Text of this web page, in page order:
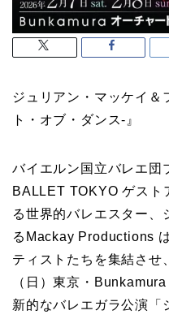
ジュリアン・マッケイ＆
ト・オブ・ダンス-』
バイエルン国立バレエ団
BALLET TOKYO ゲスト
る世界的バレエスター、
るMackay Productions
ティストたちを集結させ
（日）東京・
新的なバレエガラ公演「